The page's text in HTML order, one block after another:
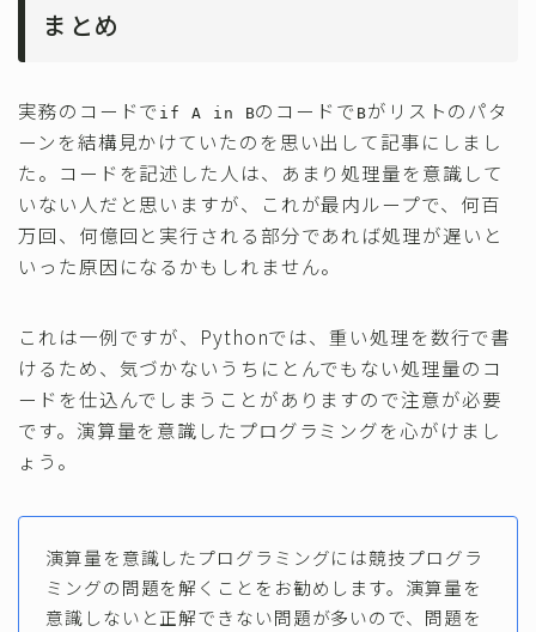
まとめ
実務のコードで if A in Bのコードで Bがリストのパタ
ーンを結構見かけていたのを思い出して記事にしまし
た。コードを記述した人は、あまり処理量を意識して
いない人だと思いますが、これが最内ループで、何百
万回、何億回と実行される部分であれば処理が遅いと
いった原因になるかもしれません。
これは一例ですが、Pythonでは、重い処理を数行で書
けるため、気づかないうちにとんでもない処理量のコ
ードを仕込んでしまうことがありますので注意が必要
です。演算量を意識したプログラミングを心がけまし
ょう。
演算量を意識したプログラミングには競技プログラ
ミングの問題を解くことをお勧めします。演算量を
意識しないと正解できない問題が多いので、問題を